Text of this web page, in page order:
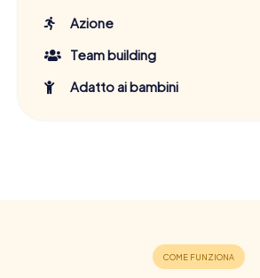
Azione
Team building
Adatto ai bambini